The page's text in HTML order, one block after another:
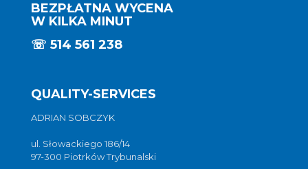
BEZPŁATNA WYCENA
W KILKA MINUT
☏ 514 561 238
QUALITY-SERVICES
ADRIAN SOBCZYK
ul. Słowackiego 186/14
97-300 Piotrków Trybunalski